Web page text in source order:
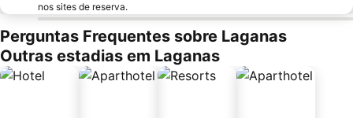
nos sites de reserva.
Perguntas Frequentes sobre Laganas
Outras estadias em Laganas